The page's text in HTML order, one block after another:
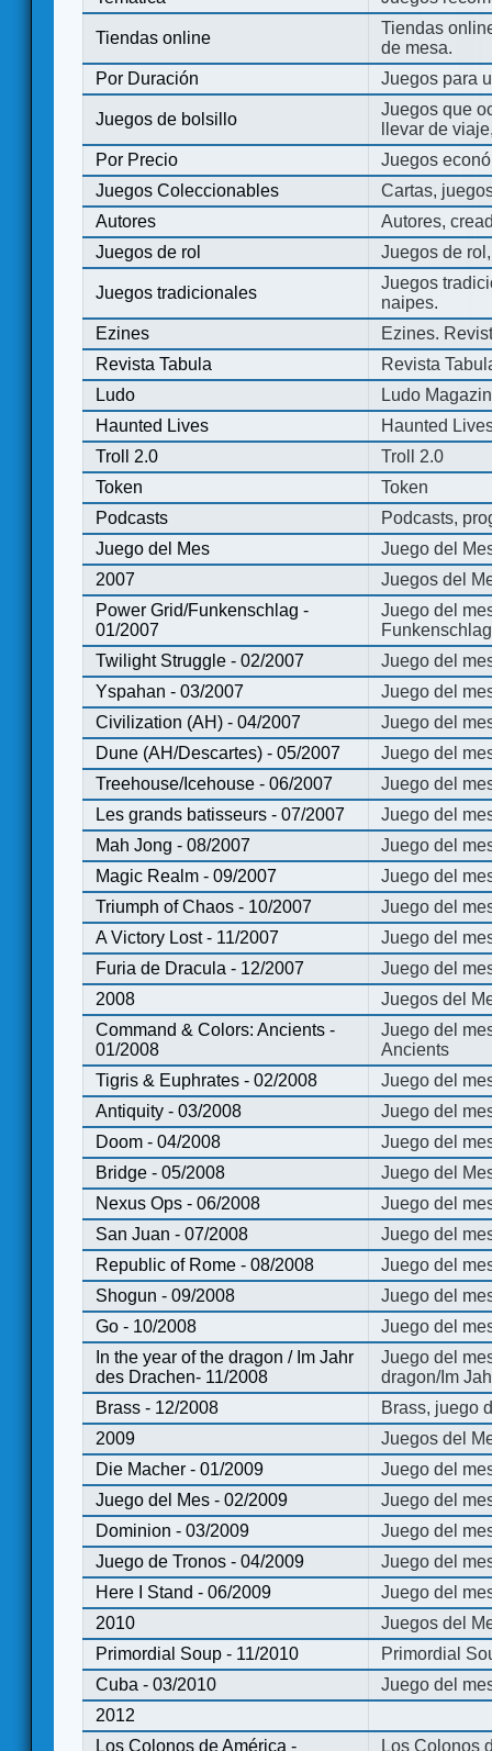
Tiendas online
Tiendas
de mesa.
Por Duración
Juegos para
Juegos de bolsillo
Juegos que
llevar de
Por Precio
Juegos
Juegos Coleccionables
Cartas,
Autores
Autores,
Juegos de rol
Juegos de
Juegos tradicionales
Juegos
naipes.
Ezines
Ezines.
Revista Tabula
Revista
Ludo
Ludo
Haunted Lives
Haunted
Troll 2.0
Troll 2.0
Token
Token
Podcasts
Podcasts,
Juego del Mes
Juego del
2007
Juegos del
Power Grid/Funkenschlag -
01/2007
Juego del
Twilight Struggle - 02/2007
Juego del
Yspahan - 03/2007
Juego del
Civilization (AH) - 04/2007
Juego del
Dune (AH/Descartes) - 05/2007
Juego del
Treehouse/Icehouse - 06/2007
Juego del
Les grands batisseurs - 07/2007
Juego del
Mah Jong - 08/2007
Juego del
Magic Realm - 09/2007
Juego del
Triumph of Chaos - 10/2007
Juego del
A Victory Lost - 11/2007
Juego del
Furia de Dracula - 12/2007
Juego del
2008
Juegos del
Command & Colors: Ancients -
01/2008
Juego del
Ancients
Tigris & Euphrates - 02/2008
Juego del
Antiquity - 03/2008
Juego del
Doom - 04/2008
Juego del
Bridge - 05/2008
Juego del
Nexus Ops - 06/2008
Juego del
San Juan - 07/2008
Juego del
Republic of Rome - 08/2008
Juego del
Shogun - 09/2008
Juego del
Go - 10/2008
Juego del
In the year of the dragon / Im Jahr
des Drachen- 11/2008
Juego del
dragon/Im
Brass - 12/2008
Brass, juego
2009
Juegos del
Die Macher - 01/2009
Juego del
Juego del Mes - 02/2009
Juego del
Dominion - 03/2009
Juego del
Juego de Tronos - 04/2009
Juego del
Here I Stand - 06/2009
Juego del
2010
Juegos del
Primordial Soup - 11/2010
Primordial
Cuba - 03/2010
Juego del
2012
Los Colonos de América -
Los Colonos